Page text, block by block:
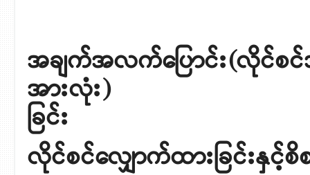
အချက်အလက်ပြောင်း(လိုင်စင်
အားလုံး) လျှော
ခြင်း
လိုင်စင်လျှောက်ထားခြင်းနှင့်